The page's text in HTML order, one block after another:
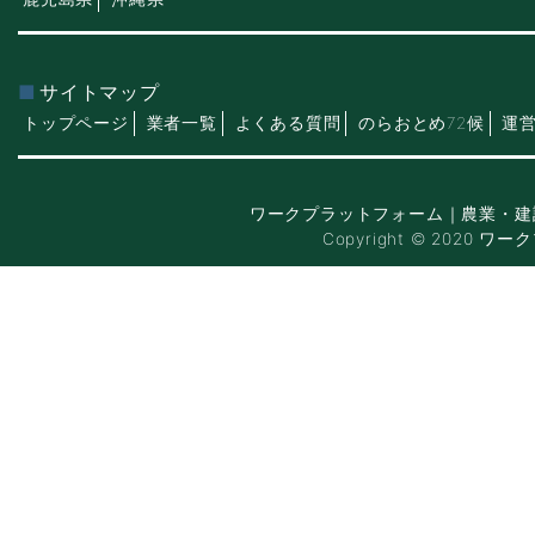
サイトマップ
トップページ 業者一覧 よくある質問 のらおとめ72候 運
ワークプラットフォーム｜農業・
Copyright © 2020 ワーク